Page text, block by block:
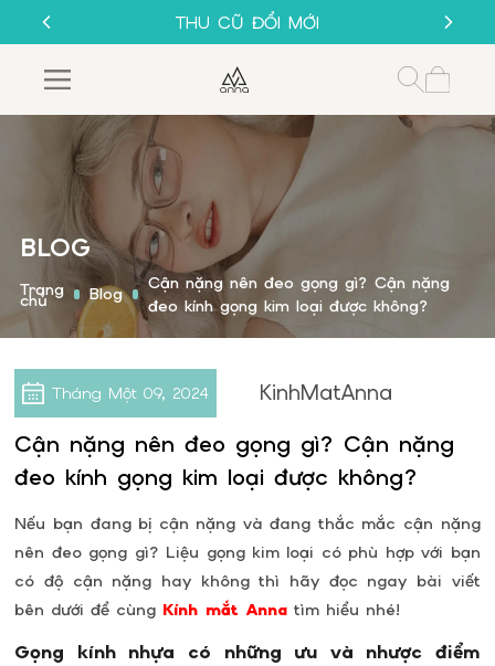
THU CŨ ĐỔI MỚI
GỌNG KÍNH 1K
MUA 1 TẶNG 1
SALE 50%
THU CŨ ĐỔI MỚI
GỌNG KÍNH 1K
BLOG
Trang
chủ Blog
Cận nặng nên đeo gọng gì? Cận nặng
đeo kính gọng kim loại được không?
Tháng Một 09, 2024 KinhMatAnna
Cận nặng nên đeo gọng gì? Cận nặng
đeo kính gọng kim loại được không?
Nếu bạn đang bị cận nặng và đang thắc mắc cận nặng
nên đeo gọng gì? Liệu gọng kim loại có phù hợp với bạn
có độ cận nặng hay không thì hãy đọc ngay bài viết
bên dưới để cùng Kính mắt Anna tìm hiểu nhé!
Gọng kính nhựa có những ưu và nhược điểm